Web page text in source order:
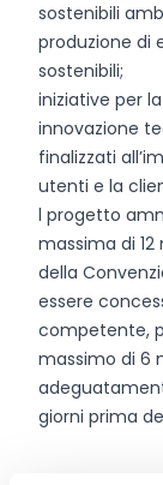
sostenibili
produzione di
sostenibili;
iniziative per
innovazione
finalizzati
utenti e la
l progetto
massima di
della
essere
competente,
massimo di 6
giorni prima